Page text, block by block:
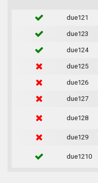
due121
due123
due124
due125
due126
due127
due128
due129
due1210